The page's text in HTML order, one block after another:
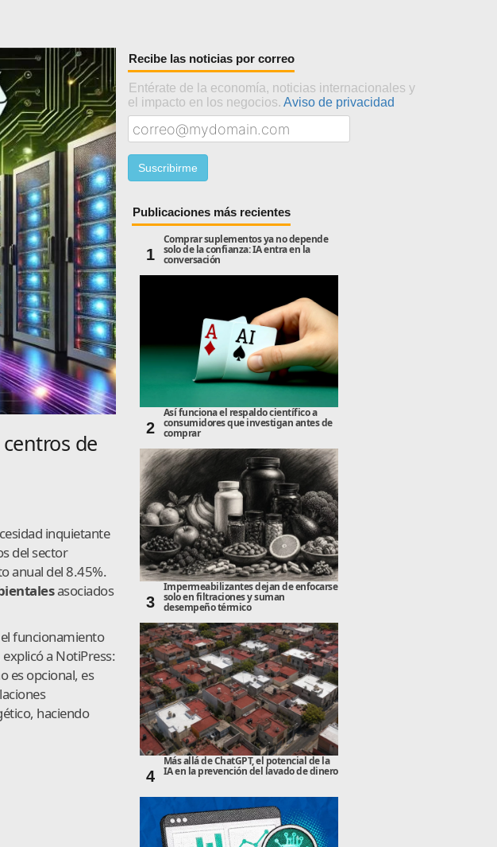
de
inquietante
del sector
anual del 8.45%.
asociados
funcionamiento
explicó a NotiPress:
es opcional, es
haciendo
Recibe las noticias por correo
Entérate de la economía, noticias internacionales y
el impacto en los negocios. Aviso de privacidad
Publicaciones más recientes
1
Comprar suplementos ya no depende
solo de la confianza: IA entra en la
conversación
2
Así funciona el respaldo científico a
consumidores que investigan antes de
comprar
3
Impermeabilizantes dejan de enfocarse
solo en filtraciones y suman
desempeño térmico
4
Más allá de ChatGPT, el potencial de la
IA en la prevención del lavado de dinero